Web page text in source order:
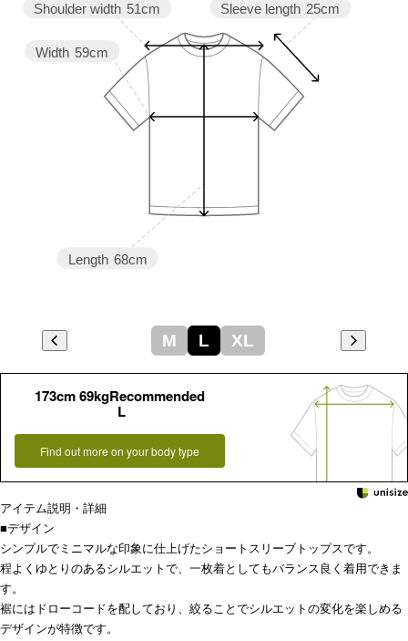
Sleeve length 25cm
Length 68cm
Width 59cm
Shoulder width 51cm
M L XL
173cm 69kgRecommended
L
Find out more on your body type
アイテム説明・詳細
■デザイン
シンプルでミニマルな印象に仕上げたショートスリーブトップスです。
程よくゆとりのあるシルエットで、一枚着としてもバランス良く着用できま
す。
裾にはドローコードを配しており、絞ることでシルエットの変化を楽しめる
デザインが特徴です。